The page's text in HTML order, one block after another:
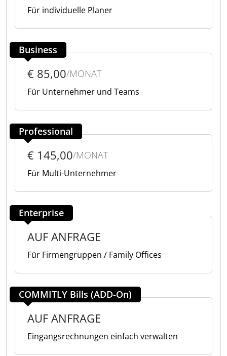
Für individuelle Planer
Business
€ 85,00/MONAT
Für Unternehmer und Teams
Professional
€ 145,00/MONAT
Für Multi-Unternehmer
Enterprise
AUF ANFRAGE
Für Firmengruppen / Family Offices
COMMITLY Bills (ADD-On)
AUF ANFRAGE
Eingangsrechnungen einfach verwalten